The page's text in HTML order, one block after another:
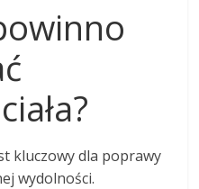
kluczowy dla poprawy
wydolności.